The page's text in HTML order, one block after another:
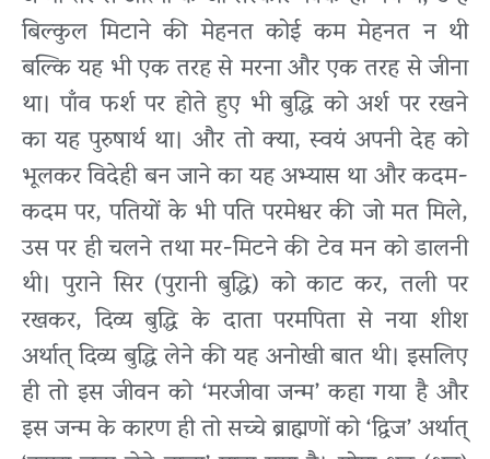
बिल्कुल मिटाने की मेहनत कोई कम मेहनत न थी
बल्कि यह भी एक तरह से मरना और एक तरह से जीना
था। पाँव फर्श पर होते हुए भी बुद्धि को अर्श पर रखने
का यह पुरुषार्थ था। और तो क्या, स्वयं अपनी देह को
भूलकर विदेही बन जाने का यह अभ्यास था और कदम-
कदम पर, पतियों के भी पति परमेश्वर की जो मत मिले,
उस पर ही चलने तथा मर-मिटने की टेव मन को डालनी
थी। पुराने सिर (पुरानी बुद्धि) को काट कर, तली पर
रखकर, दिव्य बुद्धि के दाता परमपिता से नया शीश
अर्थात् दिव्य बुद्धि लेने की यह अनोखी बात थी। इसलिए
ही तो इस जीवन को ‘मरजीवा जन्म’ कहा गया है और
इस जन्म के कारण ही तो सच्चे ब्राह्मणों को ‘द्विज’ अर्थात्